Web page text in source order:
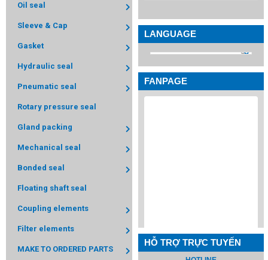
Oil seal
Sleeve & Cap
Gasket
Hydraulic seal
Pneumatic seal
Rotary pressure seal
Gland packing
Mechanical seal
Bonded seal
Floating shaft seal
Coupling elements
Filter elements
MAKE TO ORDERED PARTS
LANGUAGE
FANPAGE
HỖ TRỢ TRỰC TUYẾN